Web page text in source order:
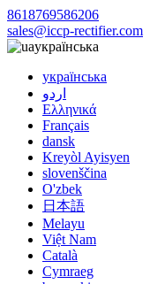
8618769586206
sales@iccp-rectifier.com
українська
українська
اردو
Ελληνικά
Français
dansk
Kreyòl Ayisyen
slovenščina
O'zbek
日本語
Melayu
Việt Nam
Català
Cymraeg